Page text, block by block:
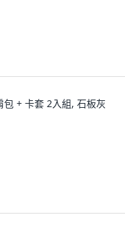
包 + 卡套 2入組, 石板灰